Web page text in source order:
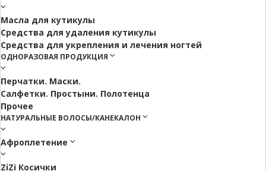
Масла для кутикулы
Средства для удаления кутикулы
Средства для укрепления и лечения ногтей
ОДНОРАЗОВАЯ ПРОДУКЦИЯ
Перчатки. Маски.
Салфетки. Простыни. Полотенца
Прочее
НАТУРАЛЬНЫЕ ВОЛОСЫ/КАНЕКАЛОН
Афроплетение
ZiZi Косички